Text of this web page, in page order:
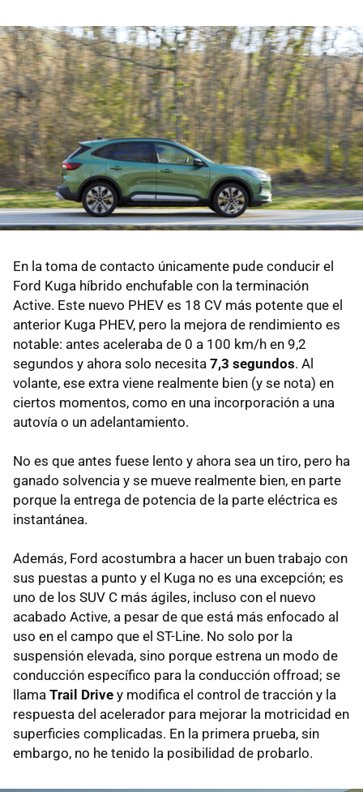
En la toma de contacto únicamente pude conducir el
Ford Kuga híbrido enchufable con la terminación
Active. Este nuevo PHEV es 18 CV más potente que el
anterior Kuga PHEV, pero la mejora de rendimiento es
notable: antes aceleraba de 0 a 100 km/h en 9,2
segundos y ahora solo necesita 7,3 segundos. Al
volante, ese extra viene realmente bien (y se nota) en
ciertos momentos, como en una incorporación a una
autovía o un adelantamiento.
No es que antes fuese lento y ahora sea un tiro, pero ha
ganado solvencia y se mueve realmente bien, en parte
porque la entrega de potencia de la parte eléctrica es
instantánea.
Además, Ford acostumbra a hacer un buen trabajo con
sus puestas a punto y el Kuga no es una excepción; es
uno de los SUV C más ágiles, incluso con el nuevo
acabado Active, a pesar de que está más enfocado al
uso en el campo que el ST-Line. No solo por la
suspensión elevada, sino porque estrena un modo de
conducción específico para la conducción offroad; se
llama Trail Drive y modifica el control de tracción y la
respuesta del acelerador para mejorar la motricidad en
superficies complicadas. En la primera prueba, sin
embargo, no he tenido la posibilidad de probarlo.